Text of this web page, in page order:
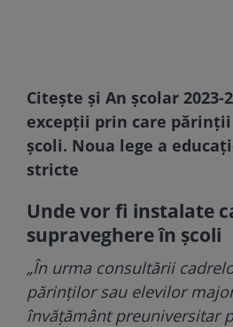
Citește și An școlar 2023-
excepții prin care
școli. Noua lege a
stricte
Unde vor fi instalate
supraveghere în școli
„În urma consultării
părinților sau elevilor
învățământ preuniversitar